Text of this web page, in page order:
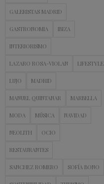
GALERISTAS MADRID
GASTRONOMIA IBIZA
INTERIORISMO
LAZARO ROSA-VIOLAN LIFESTYLE
LUJO MADRID
MANUEL QUINTANAR MARBELLA
MODA MÚSICA NAVIDAD
NEOLITH OCIO
RESTAURANTES
SANCHEZ ROMERO SOFÍA BONO